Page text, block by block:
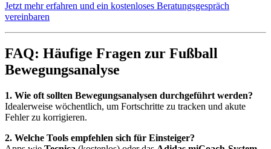
Jetzt mehr erfahren und ein kostenloses Beratungsgespräch
vereinbaren
FAQ: Häufige Fragen zur Fußball
Bewegungsanalyse
1. Wie oft sollten Bewegungsanalysen durchgeführt werden?
Idealerweise wöchentlich, um Fortschritte zu tracken und akute
Fehler zu korrigieren.
2. Welche Tools empfehlen sich für Einsteiger?